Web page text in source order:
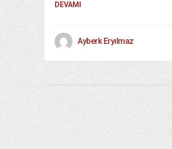
DEVAMI
Ayberk Eryılmaz